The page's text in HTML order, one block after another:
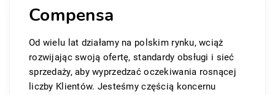
Compensa
Od wielu lat działamy na polskim rynku, wciąż
rozwijając swoją ofertę, standardy obsługi i sieć
sprzedaży, aby wyprzedzać oczekiwania rosnącej
liczby Klientów. Jesteśmy częścią koncernu